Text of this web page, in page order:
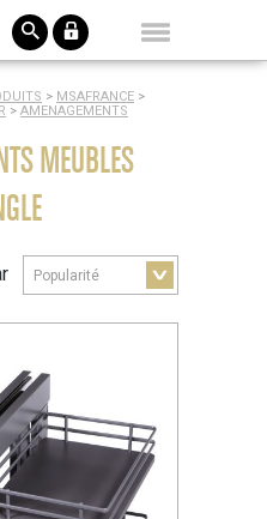
> MSAFRANCE >
> AMENAGEMENTS
MEUBLES